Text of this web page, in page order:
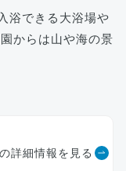
浴できる大浴場や
からは山や海の景
詳細情報を見る